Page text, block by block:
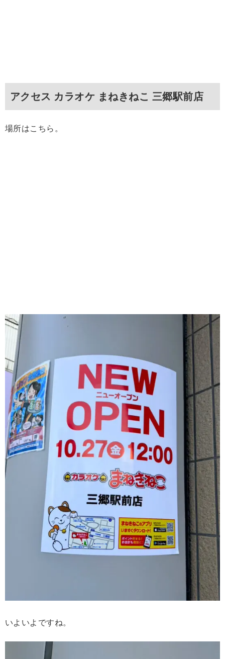
アクセス カラオケ まねきねこ 三郷駅前店
場所はこちら。
いよいよですね。